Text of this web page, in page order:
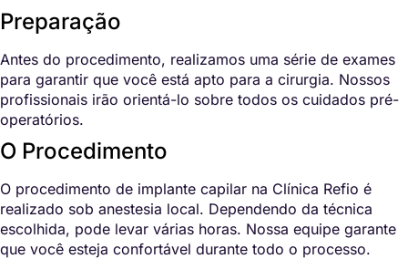
Preparação
Antes do procedimento, realizamos uma série de exames
para garantir que você está apto para a cirurgia. Nossos
profissionais irão orientá-lo sobre todos os cuidados pré-
operatórios.
O Procedimento
O procedimento de implante capilar na Clínica Refio é
realizado sob anestesia local. Dependendo da técnica
escolhida, pode levar várias horas. Nossa equipe garante
que você esteja confortável durante todo o processo.